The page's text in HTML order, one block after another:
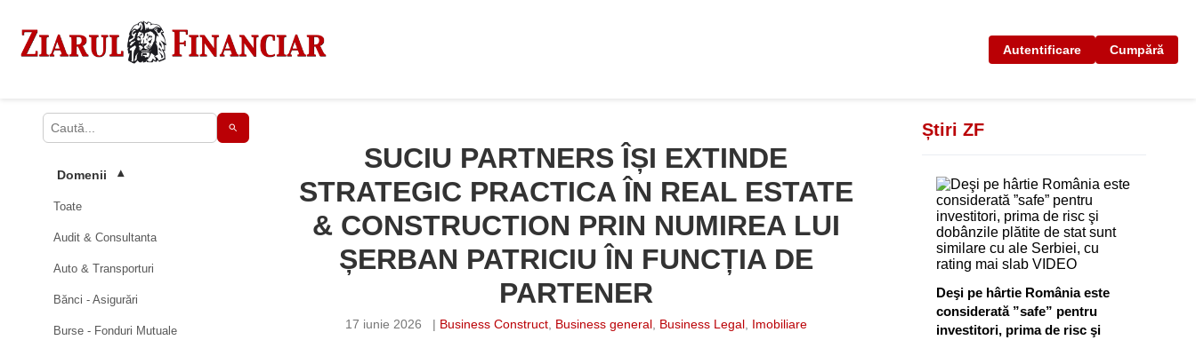
Autentificare Cumpără
Domenii ▾
Toate
Audit & Consultanta
Auto & Transporturi
Bănci - Asigurări
Burse - Fonduri Mutuale
SUCIU PARTNERS ÎȘI EXTINDE
STRATEGIC PRACTICA ÎN REAL ESTATE
& CONSTRUCTION PRIN NUMIREA LUI
ȘERBAN PATRICIU ÎN FUNCȚIA DE
PARTENER
17 iunie 2026 | Business Construct, Business general, Business Legal, Imobiliare
Știri ZF
Deşi pe hârtie România este
considerată ”safe” pentru
investitori, prima de risc şi